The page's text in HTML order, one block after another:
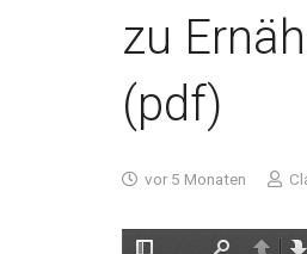
zu
(pdf)
vor 5 Monaten